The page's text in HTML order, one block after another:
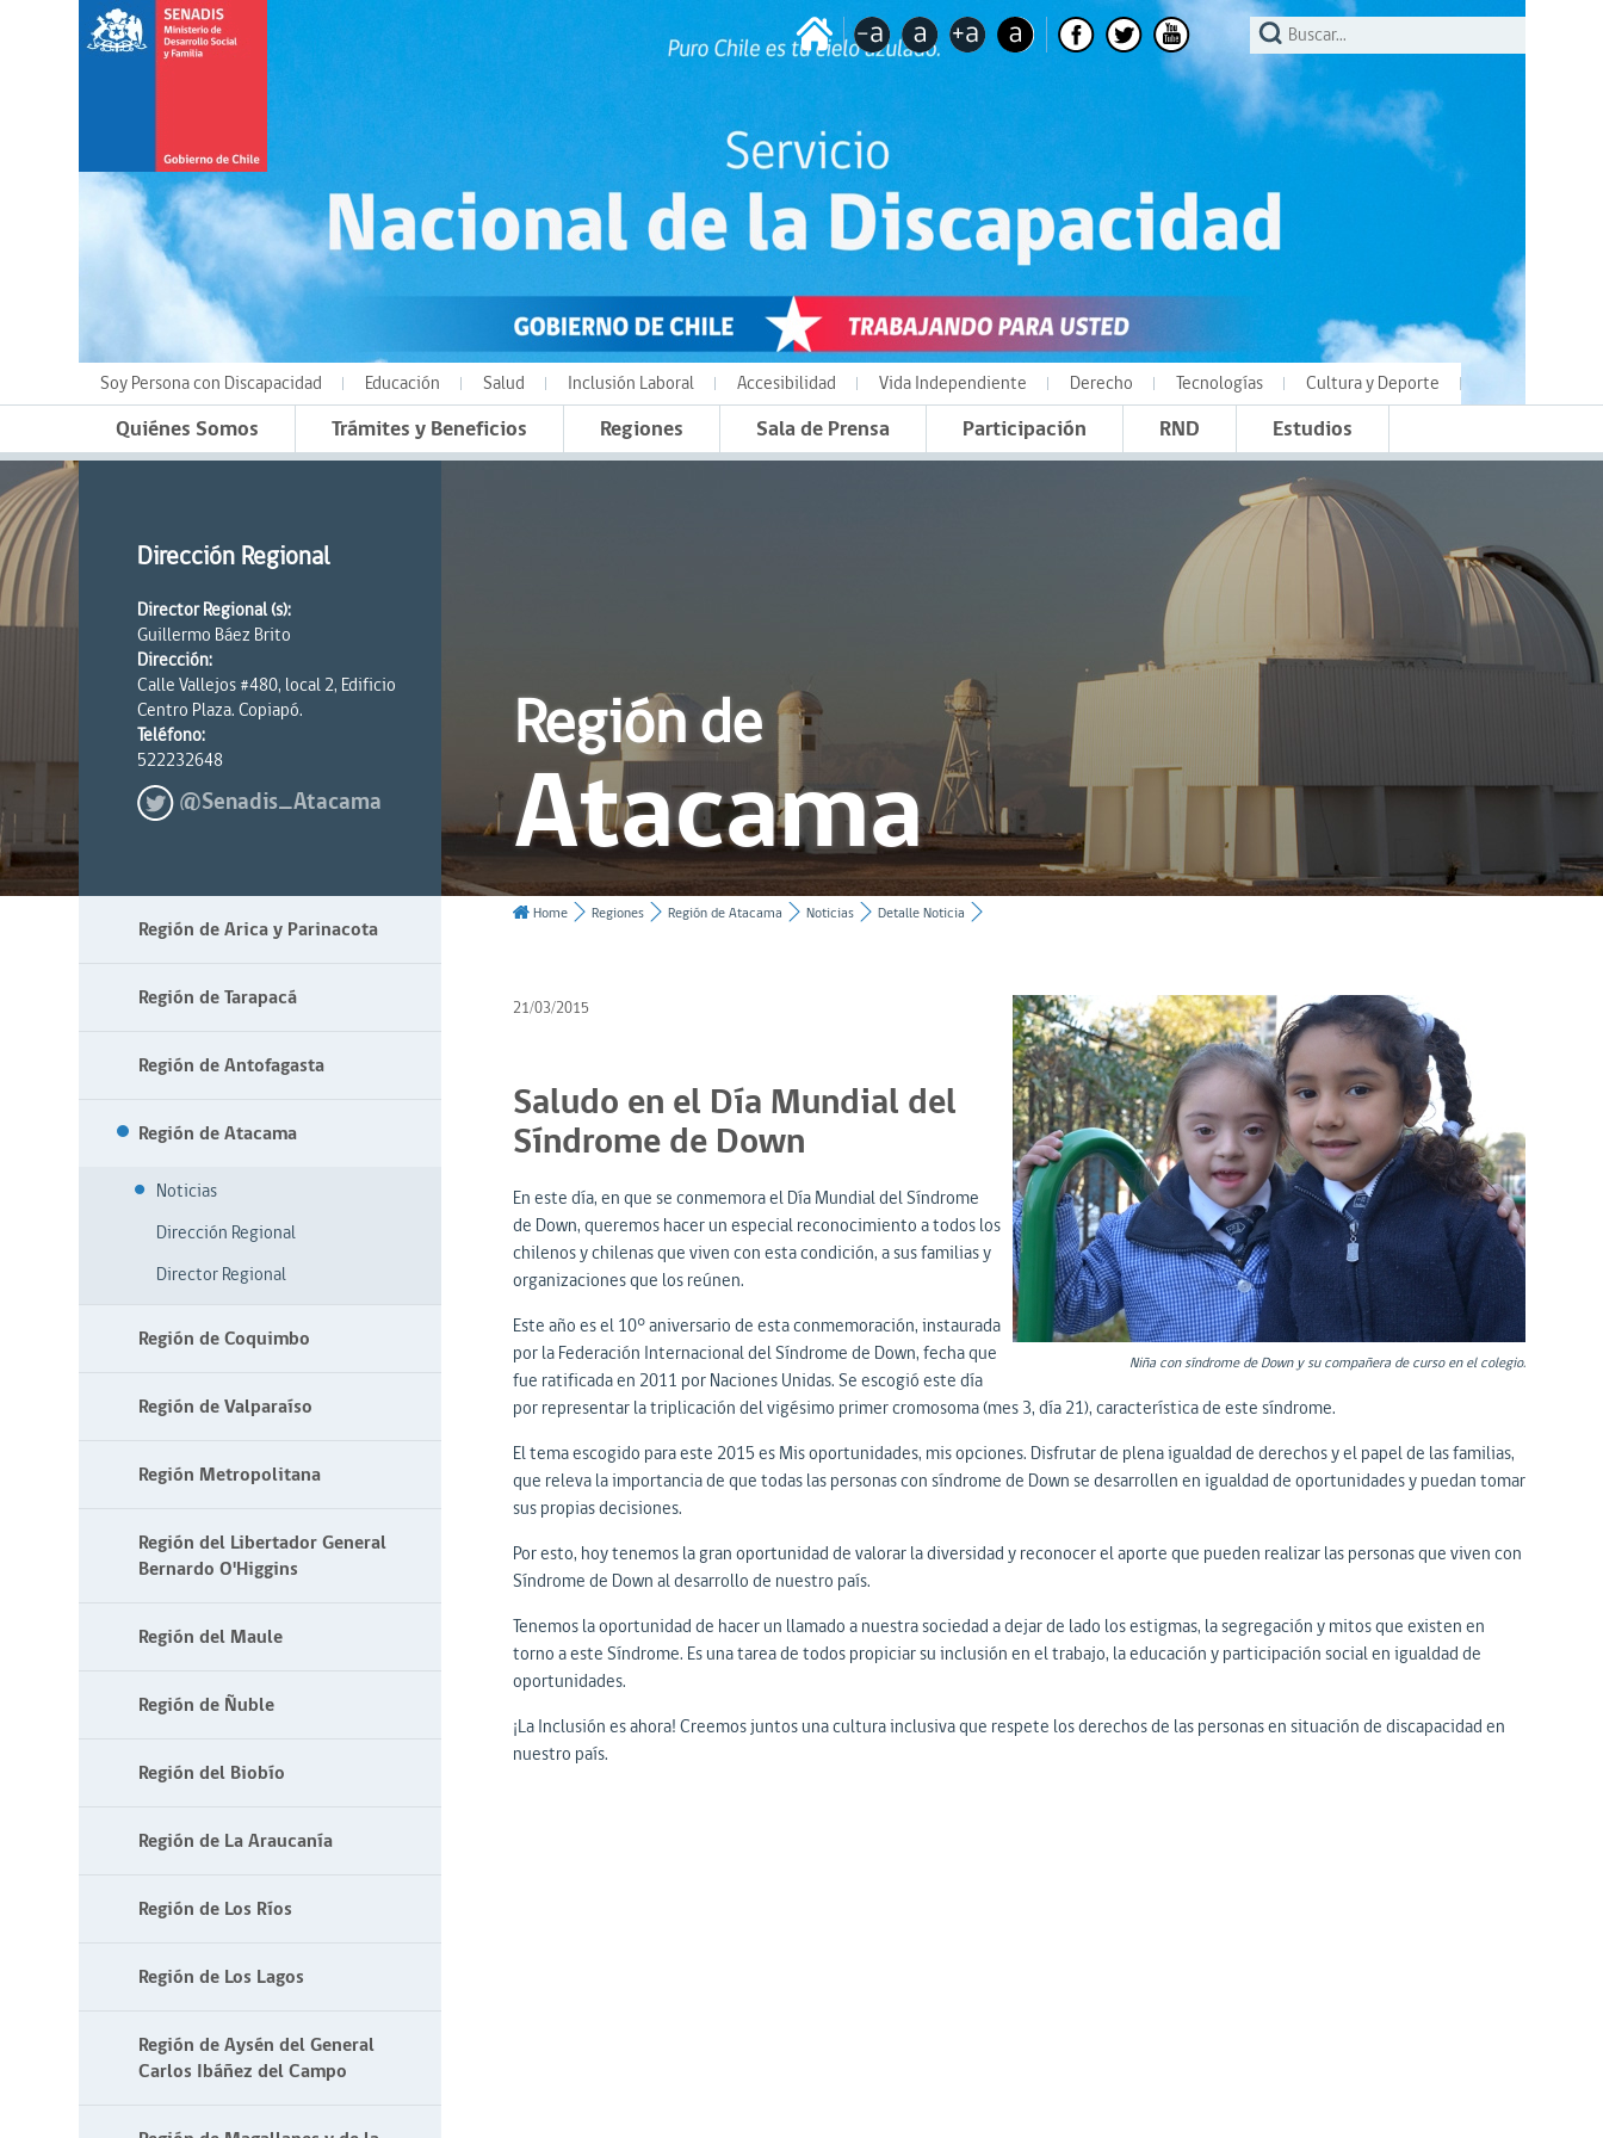
Soy Persona con Discapacidad Educación Salud Inclusión Laboral Accesibilidad Vida Independiente Derecho Tecnologías Cultura y Deporte
Quiénes Somos Trámites y Beneficios Regiones Sala de Prensa Participación RND Estudios
Dirección Regional
Director Regional (s):
Guillermo Báez Brito
Dirección:
Calle Vallejos #480, local 2, Edificio
Centro Plaza. Copiapó.
Teléfono:
522232648
@Senadis_Atacama
Región de
Atacama
Región de Arica y Parinacota
Región de Tarapacá
Región de Antofagasta
Región de Atacama
Noticias
Dirección Regional
Director Regional
Región de Coquimbo
Región de Valparaíso
Región Metropolitana
Región del Libertador General
Bernardo O'Higgins
Región del Maule
Región de Ñuble
Región del Biobío
Región de La Araucanía
Región de Los Ríos
Región de Los Lagos
Región de Aysén del General
Carlos Ibáñez del Campo
Home Regiones Región de Atacama Noticias Detalle Noticia
Niña con síndrome de Down y su compañera de curso en el colegio.
21/03/2015
Saludo en el Día Mundial del
Síndrome de Down
En este día, en que se conmemora el Día Mundial del Síndrome
de Down, queremos hacer un especial reconocimiento a todos los
chilenos y chilenas que viven con esta condición, a sus familias y
organizaciones que los reúnen.
Este año es el 10° aniversario de esta conmemoración, instaurada
por la Federación Internacional del Síndrome de Down, fecha que
fue ratificada en 2011 por Naciones Unidas. Se escogió este día
por representar la triplicación del vigésimo primer cromosoma (mes 3, día 21), característica de este síndrome.
El tema escogido para este 2015 es Mis oportunidades, mis opciones. Disfrutar de plena igualdad de derechos y el papel de las familias,
que releva la importancia de que todas las personas con síndrome de Down se desarrollen en igualdad de oportunidades y puedan tomar
sus propias decisiones.
Por esto, hoy tenemos la gran oportunidad de valorar la diversidad y reconocer el aporte que pueden realizar las personas que viven con
Síndrome de Down al desarrollo de nuestro país.
Tenemos la oportunidad de hacer un llamado a nuestra sociedad a dejar de lado los estigmas, la segregación y mitos que existen en
torno a este Síndrome. Es una tarea de todos propiciar su inclusión en el trabajo, la educación y participación social en igualdad de
oportunidades.
¡La Inclusión es ahora! Creemos juntos una cultura inclusiva que respete los derechos de las personas en situación de discapacidad en
nuestro país.